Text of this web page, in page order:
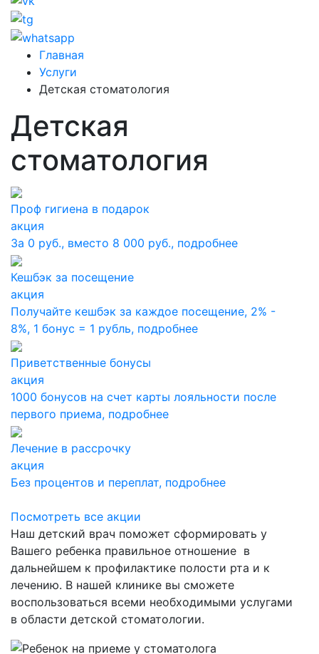
Главная
Услуги
Детская стоматология
Детская
стоматология
Проф гигиена в подарок
акция
За 0 руб., вместо 8 000 руб., подробнее
Кешбэк за посещение
акция
Получайте кешбэк за каждое посещение, 2% -
8%, 1 бонус = 1 рубль, подробнее
Приветственные бонусы
акция
1000 бонусов на счет карты лояльности после
первого приема, подробнее
Лечение в рассрочку
акция
Без процентов и переплат, подробнее
Посмотреть все акции
Наш детский врач поможет сформировать у
Вашего ребенка правильное отношение в
дальнейшем к профилактике полости рта и к
лечению. В нашей клинике вы сможете
воспользоваться всеми необходимыми услугами
в области детской стоматологии.